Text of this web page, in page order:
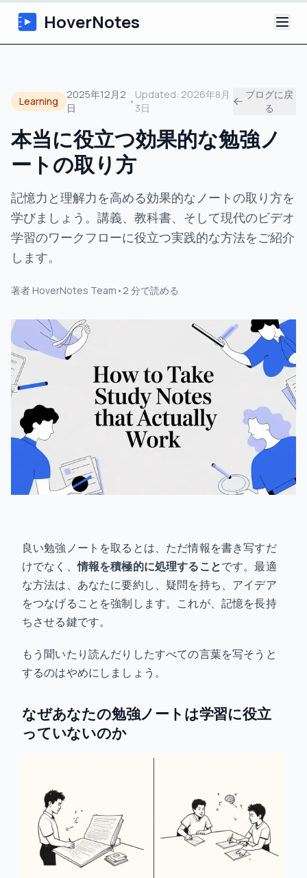
HoverNotes
Extension
AI動画ノート
について
Learning
2025年12月2
日
•
Updated: 2026年8月
3日
ブログに戻
る
本当に役立つ効果的な勉強ノ
ートの取り方
記憶力と理解力を高める効果的なノートの取り方を
学びましょう。講義、教科書、そして現代のビデオ
学習のワークフローに役立つ実践的な方法をご紹介
します。
著者 HoverNotes Team • 2 分で読める
良い勉強ノートを取るとは、ただ情報を書き写すだ
けでなく、情報を積極的に処理することです。最適
な方法は、あなたに要約し、疑問を持ち、アイデア
をつなげることを強制します。これが、記憶を長持
ちさせる鍵です。
もう聞いたり読んだりしたすべての言葉を写そうと
するのはやめにしましょう。
なぜあなたの勉強ノートは学習に役立
っていないのか